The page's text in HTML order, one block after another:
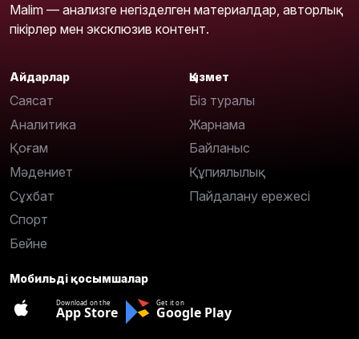
Malim — анализге негізделген материалдар, авторлық
пікірлер мен эксклюзив контент.
Айдарлар
Саясат
Аналитика
Қоғам
Мәдениет
Сұхбат
Спорт
Бейне
Қызмет
Біз туралы
Жарнама
Байланыс
Құпиялылық
Пайдалану ережесі
Мобильді қосымшалар
Download on the
App Store
Get it on
Google Play